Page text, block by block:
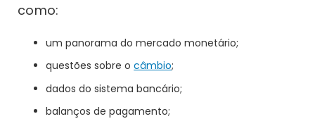
como:
um panorama do mercado monetário;
questões sobre ocâmbio;
dados do sistema bancário;
balanços de pagamento;